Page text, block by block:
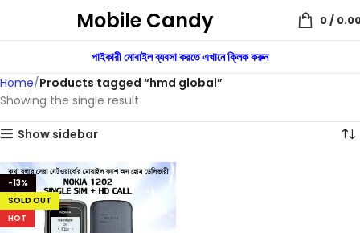
Mobile Candy 0/
পাইকারী মোবাইল ব্যবসা করতে এখানে ক্লিক করুন
Home Products tagged “hmd global”
Showing the single result
Show sidebar
-13%
SOLD OUT
HOT